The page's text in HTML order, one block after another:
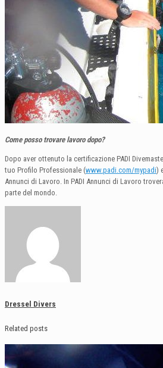
Come posso trovare lavoro dopo?
Dopo aver ottenuto la certificazione PADI
tuo Profilo Professionale (www.padi.com/mypadi)
Annunci di Lavoro. In PADI Annunci di Lavoro
parte del mondo.
Dressel Divers
Related posts